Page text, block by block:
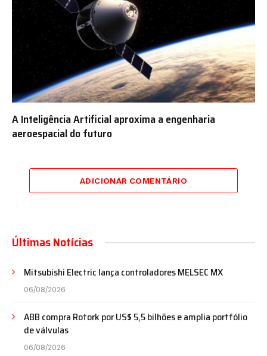
A Inteligência Artificial aproxima a engenharia
aeroespacial do futuro
ADICIONAR COMENTÁRIO
Últimas Notícias
Mitsubishi Electric lança controladores MELSEC MX
06/08/2026
ABB compra Rotork por US$ 5,5 bilhões e amplia portfólio
de válvulas
06/08/2026